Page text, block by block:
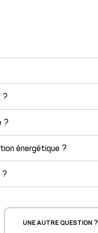
?
?
énergétique ?
?
UNE AUTRE QUESTION ?